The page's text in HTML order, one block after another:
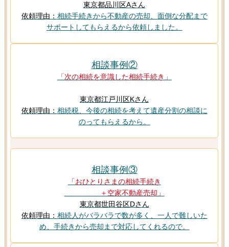
東京都品川区Aさん
依頼理由： 相続手続きから不動産の売却、面倒な分配まで
サポートしてもらえるから依頼しました。
相談事例②
「次の相続を意識した相続手続き」
東京都江戸川区Kさん
依頼理由： 相続税、今後の相続を考えて遺産分割の相談に
のってもらえるから。
相談事例③
「おひとりさまの相続手続き
＋空家不動産売却」
東京都世田谷区Dさん
依頼理由： 相続人がバラバラで数が多く、一人で難しいた
め、手続きから売却まで対応してくれるので。